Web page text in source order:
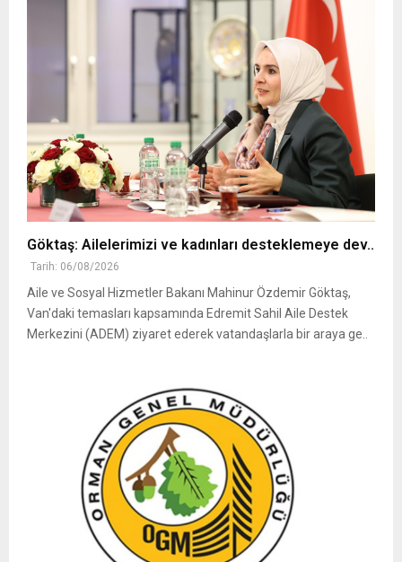
Göktaş: Ailelerimizi ve kadınları desteklemeye dev..
Tarih: 06/08/2026
Aile ve Sosyal Hizmetler Bakanı Mahinur Özdemir Göktaş,
Van'daki temasları kapsamında Edremit Sahil Aile Destek
Merkezini (ADEM) ziyaret ederek vatandaşlarla bir araya ge..